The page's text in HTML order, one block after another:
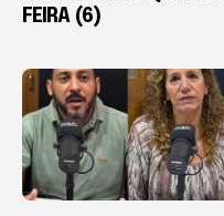
FEIRA (6)